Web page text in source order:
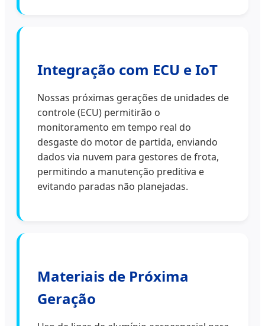
Integração com ECU e IoT
Nossas próximas gerações de unidades de
controle (ECU) permitirão o
monitoramento em tempo real do
desgaste do motor de partida, enviando
dados via nuvem para gestores de frota,
permitindo a manutenção preditiva e
evitando paradas não planejadas.
Materiais de Próxima
Geração